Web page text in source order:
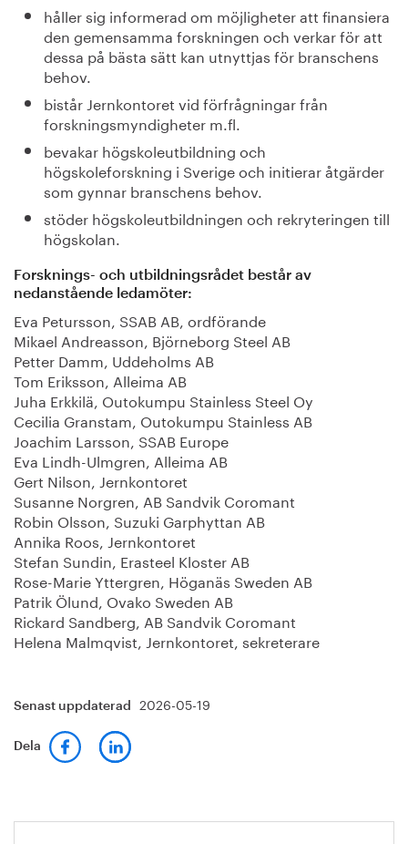
håller sig informerad om möjligheter att finansiera
den gemensamma forskningen och verkar för att
dessa på bästa sätt kan utnyttjas för branschens
behov.
bistår Jernkontoret vid förfrågningar från
forskningsmyndigheter m.fl.
bevakar högskoleutbildning och
högskoleforskning i Sverige och initierar åtgärder
som gynnar branschens behov.
stöder högskoleutbildningen och rekryteringen till
högskolan.
Forsknings- och utbildningsrådet består av
nedanstående ledamöter:
Eva Petursson, SSAB AB, ordförande
Mikael Andreasson, Björneborg Steel AB
Petter Damm, Uddeholms AB
Tom Eriksson, Alleima AB
Juha Erkkilä, Outokumpu Stainless Steel Oy
Cecilia Granstam, Outokumpu Stainless AB
Joachim Larsson, SSAB Europe
Eva Lindh-Ulmgren, Alleima AB
Gert Nilson, Jernkontoret
Susanne Norgren, AB Sandvik Coromant
Robin Olsson, Suzuki Garphyttan AB
Annika Roos, Jernkontoret
Stefan Sundin, Erasteel Kloster AB
Rose-Marie Yttergren, Höganäs Sweden AB
Patrik Ölund, Ovako Sweden AB
Rickard Sandberg, AB Sandvik Coromant
Helena Malmqvist, Jernkontoret, sekreterare
Senast uppdaterad 2026-05-19
Dela